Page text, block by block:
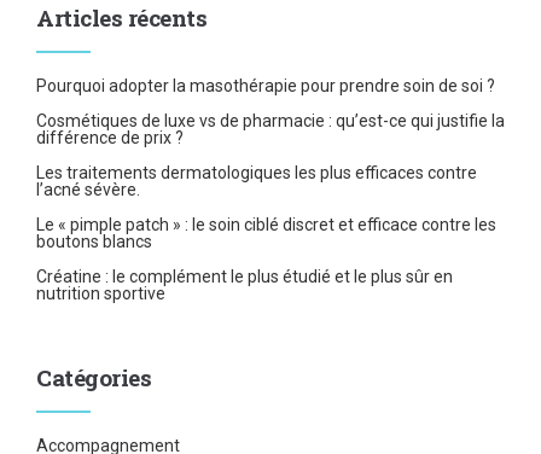
Articles récents
Pourquoi adopter la masothérapie pour prendre soin de soi ?
Cosmétiques de luxe vs de pharmacie : qu’est-ce qui justifie la
différence de prix ?
Les traitements dermatologiques les plus efficaces contre
l’acné sévère.
Le « pimple patch » : le soin ciblé discret et efficace contre les
boutons blancs
Créatine : le complément le plus étudié et le plus sûr en
nutrition sportive
Catégories
Accompagnement